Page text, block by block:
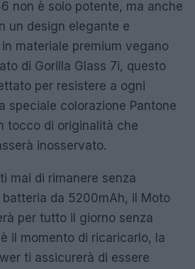
non è solo potente, ma anche
un design elegante e
materiale premium vegano
di Gorilla Glass 7i, questo
per resistere a ogni
speciale colorazione Pantone
tocco di originalità che
inosservato.
mai di rimanere senza
batteria da 5200mAh, il Moto
per tutto il giorno senza
il momento di ricaricarlo, la
ti assicurerà di essere